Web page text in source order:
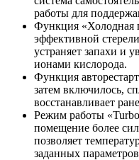
работы для
Функция «Холодная
эффективной
устраняет запахи и
ионами кислорода.
Функция
затем включилось,
восстанавливает
Режим работы
помещение более
позволяет
заданных